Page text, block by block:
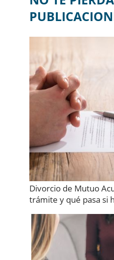
Divorcio de Mutuo
trámite y qué pasa si